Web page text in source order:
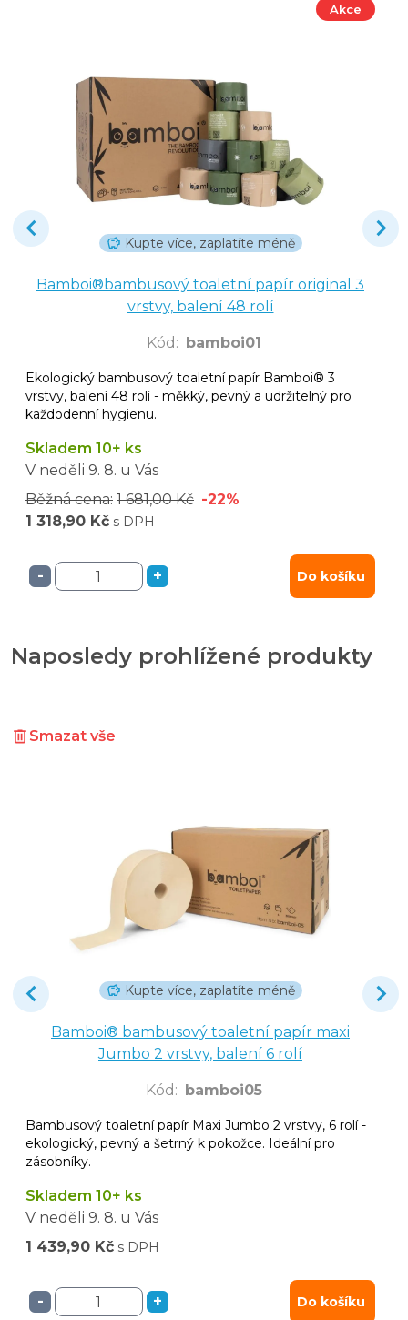
Akce
Kupte více, zaplatíte méně
Bamboi®bambusový toaletní papír original 3
vrstvy, balení 48 rolí
Kód : bamboi01
Ekologický bambusový toaletní papír Bamboi® 3
vrstvy, balení 48 rolí - měkký, pevný a udržitelný pro
každodenní hygienu.
Skladem 10+ ks
V neděli 9. 8. u Vás
Běžná cena: 1 681,00 Kč -22%
1 318,90 Kč s DPH
- + Do košíku
Naposledy prohlížené produkty
Smazat vše
Kupte více, zaplatíte méně
Bamboi® bambusový toaletní papír maxi
Jumbo 2 vrstvy, balení 6 rolí
Kód : bamboi05
Bambusový toaletní papír Maxi Jumbo 2 vrstvy, 6 rolí -
ekologický, pevný a šetrný k pokožce. Ideální pro
zásobníky.
Skladem 10+ ks
V neděli 9. 8. u Vás
1 439,90 Kč s DPH
- + Do košíku